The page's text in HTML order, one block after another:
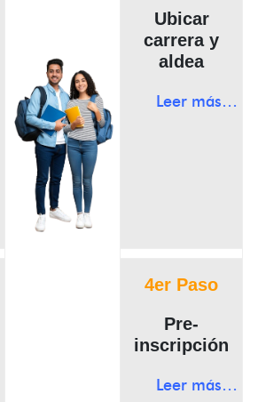
Ubicar
carrera y
aldea
Leer más…
4er Paso
Pre-
inscripción
Leer más…